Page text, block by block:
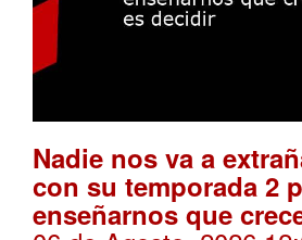
Nadie nos va a
con su temporada 2
enseñarnos que